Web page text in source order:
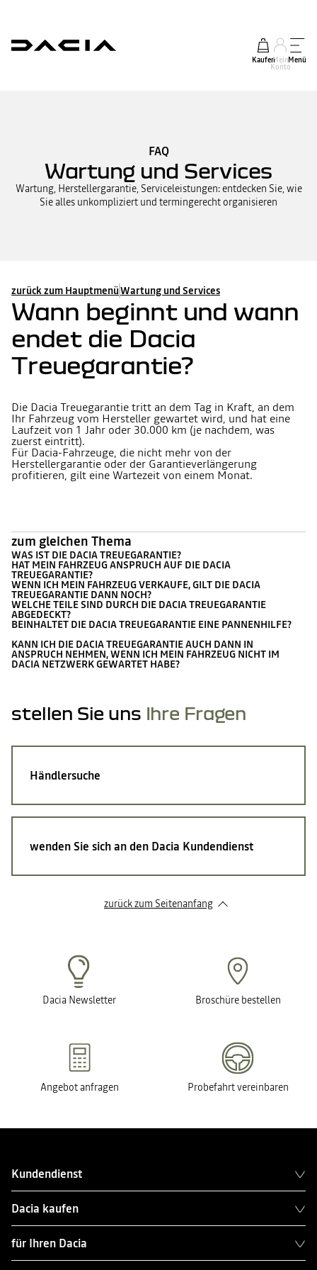
KaufenMein
Konto
Menü
FAQ
Wartung und Services
Wartung, Herstellergarantie, Serviceleistungen: entdecken Sie, wie
Sie alles unkompliziert und termingerecht organisieren
zurück zum HauptmenüWartung und Services
Wann beginnt und wann
endet die Dacia
Treuegarantie?
Die Dacia Treuegarantie tritt an dem Tag in Kraft, an dem
Ihr Fahrzeug vom Hersteller gewartet wird, und hat eine
Laufzeit von 1 Jahr oder 30.000 km (je nachdem, was
zuerst eintritt).
Für Dacia-Fahrzeuge, die nicht mehr von der
Herstellergarantie oder der Garantieverlängerung
profitieren, gilt eine Wartezeit von einem Monat.
zum gleichen Thema
WAS IST DIE DACIA TREUEGARANTIE?
HAT MEIN FAHRZEUG ANSPRUCH AUF DIE DACIA
TREUEGARANTIE?
WENN ICH MEIN FAHRZEUG VERKAUFE, GILT DIE DACIA
TREUEGARANTIE DANN NOCH?
WELCHE TEILE SIND DURCH DIE DACIA TREUEGARANTIE
ABGEDECKT?
BEINHALTET DIE DACIA TREUEGARANTIE EINE PANNENHILFE?
KANN ICH DIE DACIA TREUEGARANTIE AUCH DANN IN
ANSPRUCH NEHMEN, WENN ICH MEIN FAHRZEUG NICHT IM
DACIA NETZWERK GEWARTET HABE?
stellen Sie uns Ihre Fragen
Händlersuche
wenden Sie sich an den Dacia Kundendienst
zurück zum Seitenanfang
Dacia Newsletter Broschüre bestellen
Angebot anfragen Probefahrt vereinbaren
Kundendienst
Dacia kaufen
für Ihren Dacia